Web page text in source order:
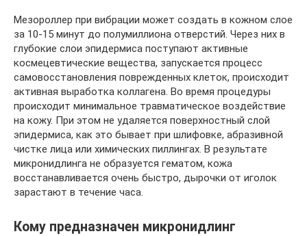
Мезороллер при вибрации может создать в кожном слое
за 10-15 минут до полумиллиона отверстий. Через них в
глубокие слои эпидермиса поступают активные
космецевтические вещества, запускается процесс
самовосстановления поврежденных клеток, происходит
активная выработка коллагена. Во время процедуры
происходит минимальное травматическое воздействие
на кожу. При этом не удаляется поверхностный слой
эпидермиса, как это бывает при шлифовке, абразивной
чистке лица или химических пиллингах. В результате
микронидлинга не образуется гематом, кожа
восстанавливается очень быстро, дырочки от иголок
зарастают в течение часа.
Кому предназначен микронидлинг